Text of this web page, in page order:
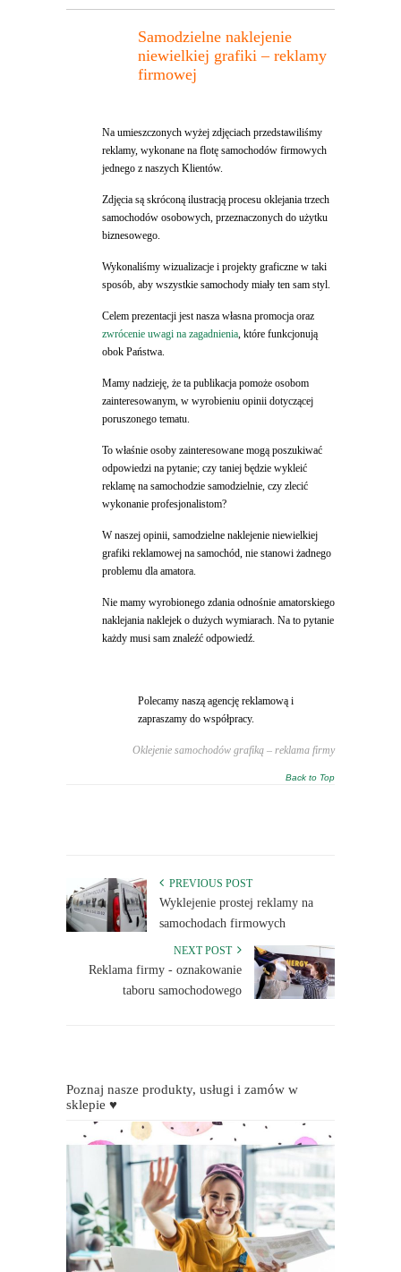
Samodzielne naklejenie
niewielkiej grafiki – reklamy
firmowej
Na umieszczonych wyżej zdjęciach przedstawiliśmy
reklamy, wykonane na flotę samochodów firmowych
jednego z naszych Klientów.
Zdjęcia są skróconą ilustracją procesu oklejania trzech
samochodów osobowych, przeznaczonych do użytku
biznesowego.
Wykonaliśmy wizualizacje i projekty graficzne w taki
sposób, aby wszystkie samochody miały ten sam styl.
Celem prezentacji jest nasza własna promocja oraz
zwrócenie uwagi na zagadnienia, które funkcjonują
obok Państwa.
Mamy nadzieję, że ta publikacja pomoże osobom
zainteresowanym, w wyrobieniu opinii dotyczącej
poruszonego tematu.
To właśnie osoby zainteresowane mogą poszukiwać
odpowiedzi na pytanie; czy taniej będzie wykleić
reklamę na samochodzie samodzielnie, czy zlecić
wykonanie profesjonalistom?
W naszej opinii, samodzielne naklejenie niewielkiej
grafiki reklamowej na samochód, nie stanowi żadnego
problemu dla amatora.
Nie mamy wyrobionego zdania odnośnie amatorskiego
naklejania naklejek o dużych wymiarach. Na to pytanie
każdy musi sam znaleźć odpowiedź.
Polecamy naszą agencję reklamową i
zapraszamy do współpracy.
Oklejenie samochodów grafiką – reklama firmy
Back to Top
PREVIOUS POST
Wyklejenie prostej reklamy na
samochodach firmowych
NEXT POST
Reklama firmy - oznakowanie
taboru samochodowego
Poznaj nasze produkty, usługi i zamów w
sklepie ♥